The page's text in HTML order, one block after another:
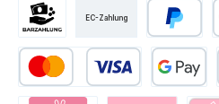
EC-Zahlung